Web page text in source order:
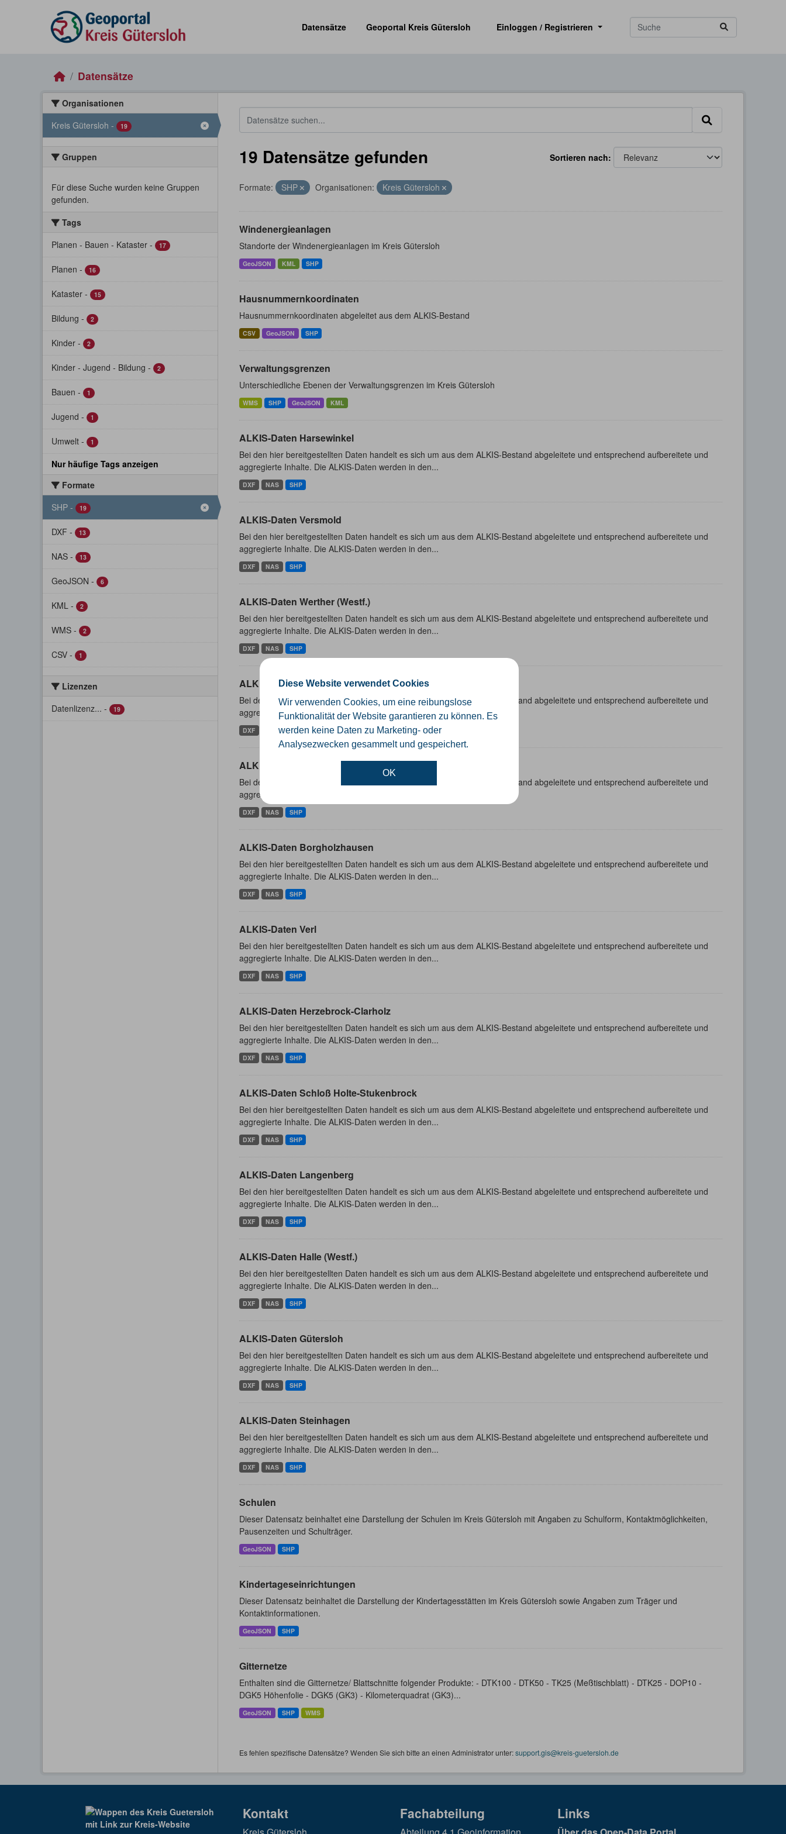
Diese Website verwendet Cookies
Wir verwenden Cookies, um eine reibungslose
Funktionalität der Website garantieren zu können. Es
werden keine Daten zu Marketing- oder
Analysezwecken gesammelt und gespeichert.
OK
Datensätze
Geoportal Kreis Gütersloh Einloggen / Registrieren
Datensätze
Organisationen
Kreis Gütersloh - 19
Gruppen
Für diese Suche wurden keine Gruppen
gefunden.
Tags
Planen - Bauen - Kataster - 17
Planen - 16
Kataster - 15
Bildung - 2
Kinder - 2
Kinder - Jugend - Bildung - 2
Bauen - 1
Jugend - 1
Umwelt - 1
Nur häufige Tags anzeigen
Formate
SHP - 19
DXF - 13
NAS - 13
GeoJSON - 6
KML - 2
WMS - 2
CSV - 1
Lizenzen
Datenlizenz... - 19
Sortieren nach
19 Datensätze gefunden
Formate: SHP Organisationen: Kreis Gütersloh
Windenergieanlagen
Standorte der Windenergieanlagen im Kreis Gütersloh
GeoJSON KML SHP
Hausnummernkoordinaten
Hausnummernkoordinaten abgeleitet aus dem ALKIS-Bestand
CSV GeoJSON SHP
Verwaltungsgrenzen
Unterschiedliche Ebenen der Verwaltungsgrenzen im Kreis Gütersloh
WMS SHP GeoJSON KML
ALKIS-Daten Harsewinkel
Bei den hier bereitgestellten Daten handelt es sich um aus dem ALKIS-Bestand abgeleitete und entsprechend aufbereitete und
aggregierte Inhalte. Die ALKIS-Daten werden in den...
DXF NAS SHP
ALKIS-Daten Versmold
Bei den hier bereitgestellten Daten handelt es sich um aus dem ALKIS-Bestand abgeleitete und entsprechend aufbereitete und
aggregierte Inhalte. Die ALKIS-Daten werden in den...
DXF NAS SHP
ALKIS-Daten Werther (Westf.)
Bei den hier bereitgestellten Daten handelt es sich um aus dem ALKIS-Bestand abgeleitete und entsprechend aufbereitete und
aggregierte Inhalte. Die ALKIS-Daten werden in den...
DXF NAS SHP
ALKIS-Daten Rietberg
Bei den hier bereitgestellten Daten handelt es sich um aus dem ALKIS-Bestand abgeleitete und entsprechend aufbereitete und
aggregierte Inhalte. Die ALKIS-Daten werden in den...
DXF NAS SHP
ALKIS-Daten Rheda-Wiedenbrück
Bei den hier bereitgestellten Daten handelt es sich um aus dem ALKIS-Bestand abgeleitete und entsprechend aufbereitete und
aggregierte Inhalte. Die ALKIS-Daten werden in den...
DXF NAS SHP
ALKIS-Daten Borgholzhausen
Bei den hier bereitgestellten Daten handelt es sich um aus dem ALKIS-Bestand abgeleitete und entsprechend aufbereitete und
aggregierte Inhalte. Die ALKIS-Daten werden in den...
DXF NAS SHP
ALKIS-Daten Verl
Bei den hier bereitgestellten Daten handelt es sich um aus dem ALKIS-Bestand abgeleitete und entsprechend aufbereitete und
aggregierte Inhalte. Die ALKIS-Daten werden in den...
DXF NAS SHP
ALKIS-Daten Herzebrock-Clarholz
Bei den hier bereitgestellten Daten handelt es sich um aus dem ALKIS-Bestand abgeleitete und entsprechend aufbereitete und
aggregierte Inhalte. Die ALKIS-Daten werden in den...
DXF NAS SHP
ALKIS-Daten Schloß Holte-Stukenbrock
Bei den hier bereitgestellten Daten handelt es sich um aus dem ALKIS-Bestand abgeleitete und entsprechend aufbereitete und
aggregierte Inhalte. Die ALKIS-Daten werden in den...
DXF NAS SHP
ALKIS-Daten Langenberg
Bei den hier bereitgestellten Daten handelt es sich um aus dem ALKIS-Bestand abgeleitete und entsprechend aufbereitete und
aggregierte Inhalte. Die ALKIS-Daten werden in den...
DXF NAS SHP
ALKIS-Daten Halle (Westf.)
Bei den hier bereitgestellten Daten handelt es sich um aus dem ALKIS-Bestand abgeleitete und entsprechend aufbereitete und
aggregierte Inhalte. Die ALKIS-Daten werden in den...
DXF NAS SHP
ALKIS-Daten Gütersloh
Bei den hier bereitgestellten Daten handelt es sich um aus dem ALKIS-Bestand abgeleitete und entsprechend aufbereitete und
aggregierte Inhalte. Die ALKIS-Daten werden in den...
DXF NAS SHP
ALKIS-Daten Steinhagen
Bei den hier bereitgestellten Daten handelt es sich um aus dem ALKIS-Bestand abgeleitete und entsprechend aufbereitete und
aggregierte Inhalte. Die ALKIS-Daten werden in den...
DXF NAS SHP
Schulen
Dieser Datensatz beinhaltet eine Darstellung der Schulen im Kreis Gütersloh mit Angaben zu Schulform, Kontaktmöglichkeiten,
Pausenzeiten und Schulträger.
GeoJSON SHP
Kindertageseinrichtungen
Dieser Datensatz beinhaltet die Darstellung der Kindertagesstätten im Kreis Gütersloh sowie Angaben zum Träger und
Kontaktinformationen.
GeoJSON SHP
Gitternetze
Enthalten sind die Gitternetze/ Blattschnitte folgender Produkte: - DTK100 - DTK50 - TK25 (Meßtischblatt) - DTK25 - DOP10 -
DGK5 Höhenfolie - DGK5 (GK3) - Kilometerquadrat (GK3)...
GeoJSON SHP WMS
Es fehlen spezifische Datensätze? Wenden Sie sich bitte an einen Administrator unter:support.gis@kreis-guetersloh.de
Kontakt Fachabteilung Links